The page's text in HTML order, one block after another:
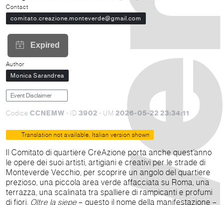
Contact
comitato.creazione.monteverde@gmail.com
Author
Monica Sarandrea
Event Disclaimer
Codice CCNEMW - ID 3902 - UM 2026-05-22 23:34:11
Translation not available, Italian version shown
Il Comitato di quartiere CreAzione porta anche quest’anno
le opere dei suoi artisti, artigiani e creativi per le strade di
Monteverde Vecchio, per scoprire un angolo del quartiere
prezioso, una piccola area verde affacciata su Roma, una
terrazza, una scalinata tra spalliere di rampicanti e profumi
di fiori. Oltre la siepe – questo il nome della manifestazione –